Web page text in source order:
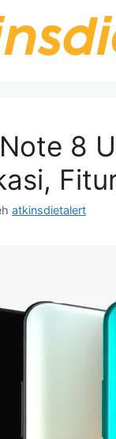
8
atkinsdietalert